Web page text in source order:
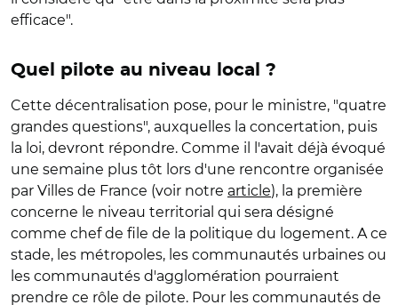
efficace".
Quel pilote au niveau local ?
Cette décentralisation pose, pour le ministre, "quatre
grandes questions", auxquelles la concertation, puis
la loi, devront répondre. Comme il l'avait déjà évoqué
une semaine plus tôt lors d'une rencontre organisée
par Villes de France (voir notre article), la première
concerne le niveau territorial qui sera désigné
comme chef de file de la politique du logement. A ce
stade, les métropoles, les communautés urbaines ou
les communautés d'agglomération pourraient
prendre ce rôle de pilote. Pour les communautés de